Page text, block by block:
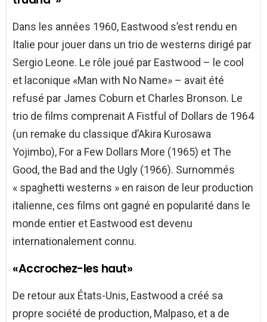
Dans les années 1960, Eastwood s’est rendu en
Italie pour jouer dans un trio de westerns dirigé par
Sergio Leone. Le rôle joué par Eastwood – le cool
et laconique «Man with No Name» – avait été
refusé par James Coburn et Charles Bronson. Le
trio de films comprenait A Fistful of Dollars de 1964
(un remake du classique d’Akira Kurosawa
Yojimbo), For a Few Dollars More (1965) et The
Good, the Bad and the Ugly (1966). Surnommés
« spaghetti westerns » en raison de leur production
italienne, ces films ont gagné en popularité dans le
monde entier et Eastwood est devenu
internationalement connu.
«Accrochez-les haut»
De retour aux États-Unis, Eastwood a créé sa
propre société de production, Malpaso, et a de